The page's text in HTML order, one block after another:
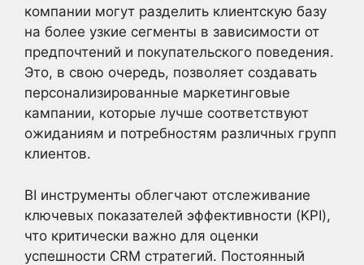
компании могут разделить клиентскую базу
на более узкие сегменты в зависимости от
предпочтений и покупательского поведения.
Это, в свою очередь, позволяет создавать
персонализированные маркетинговые
кампании, которые лучше соответствуют
ожиданиям и потребностям различных групп
клиентов.
BI инструменты облегчают отслеживание
ключевых показателей эффективности (KPI),
что критически важно для оценки
успешности CRM стратегий. Постоянный